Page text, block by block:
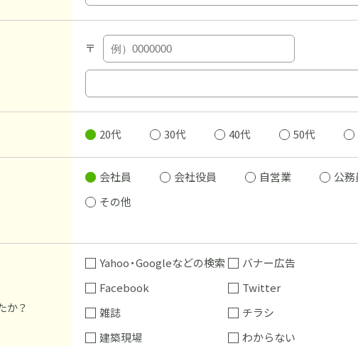
〒
20代 30代 40代 50代
会社員 会社役員 自営業
公
その他
か？
Yahoo・Googleなどの検索
バナー広告
Facebook
Twitter
雑誌
チラシ
建築現場
わからない